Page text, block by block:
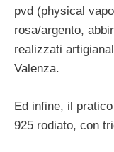
pvd (physical
rosa/argento,
realizzati
Valenza.
Ed infine, il
925 rodiato, con